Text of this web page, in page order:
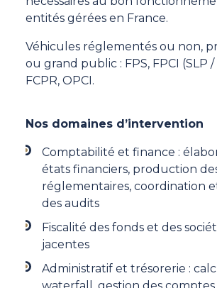
entités gérées en France.
Véhicules réglementés ou non,
ou grand public : FPS, FPCI (SLP /
FCPR, OPCI.
Nos domaines d’intervention
Comptabilité et finance :
états financiers, production
réglementaires, coordination
des audits
Fiscalité des fonds et des
jacentes​
Administratif et trésorerie :